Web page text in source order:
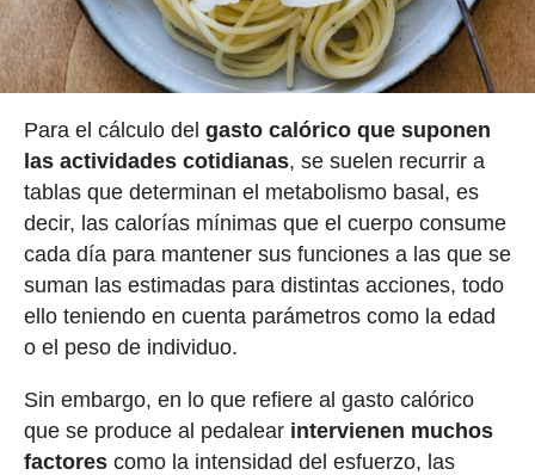
Para el cálculo del gasto calórico que suponen
las actividades cotidianas, se suelen recurrir a
tablas que determinan el metabolismo basal, es
decir, las calorías mínimas que el cuerpo consume
cada día para mantener sus funciones a las que se
suman las estimadas para distintas acciones, todo
ello teniendo en cuenta parámetros como la edad
o el peso de individuo.
Sin embargo, en lo que refiere al gasto calórico
que se produce al pedalear intervienen muchos
factorescomo la intensidad del esfuerzo, las